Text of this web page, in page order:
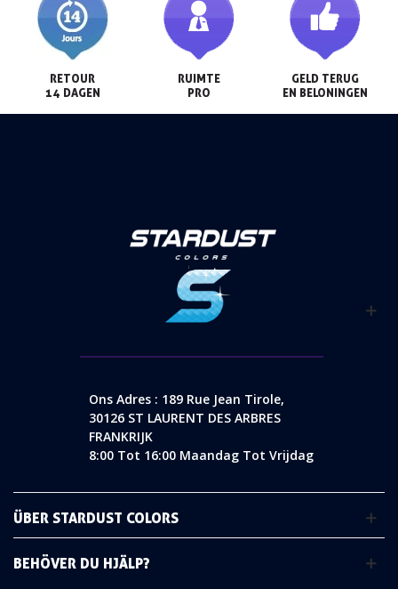
RETOUR
14 DAGEN
RUIMTE
PRO
GELD TERUG
EN BELONINGEN
Ons Adres : 189 Rue Jean Tirole,
30126 ST LAURENT DES ARBRES
FRANKRIJK
8:00 Tot 16:00 Maandag Tot Vrijdag
ÜBER STARDUST COLORS
BEHÖVER DU HJÄLP?